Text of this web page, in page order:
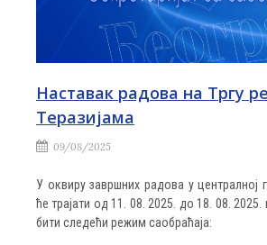
Наставак радова на Тргу
Теразијама
09/08/2025
У оквиру завршних радова у централној
ће трајати од 11. 08. 2025. до 18. 08. 2025.
бити следећи режим саобраћаја: